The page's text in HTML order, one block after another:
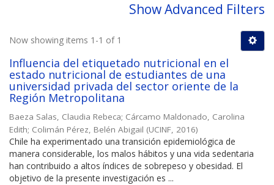
Show Advanced Filters
Now showing items 1-1 of 1
Influencia del etiquetado nutricional en el
estado nutricional de estudiantes de una
universidad privada del sector oriente de la
Región Metropolitana
Baeza Salas, Claudia Rebeca; Cárcamo Maldonado, Carolina
Edith; Colimán Pérez, Belén Abigail (UCINF, 2016)
Chile ha experimentado una transición epidemiológica de
manera considerable, los malos hábitos y una vida sedentaria
han contribuido a altos índices de sobrepeso y obesidad. El
objetivo de la presente investigación es ...